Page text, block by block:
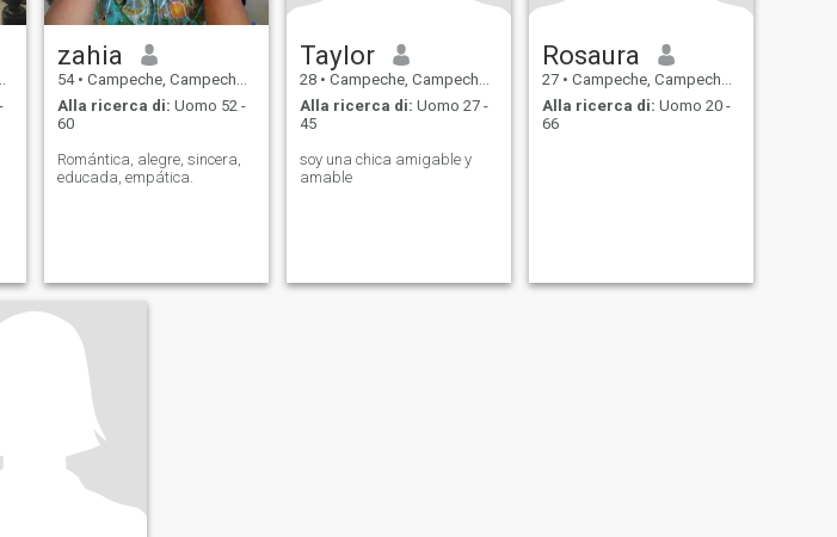
zahia
54 • Campeche, Campeche, Messico
Alla ricerca di: Uomo 52 -
60
Romántica, alegre, sincera,
educada, empática.
Taylor
28 • Campeche, Campeche, Messico
Alla ricerca di: Uomo 27 -
45
soy una chica amigable y
amable
Rosaura
27 • Campeche, Campeche, Messico
Alla ricerca di: Uomo 20 -
66